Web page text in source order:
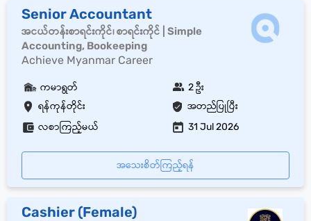
Senior Accountant
အငယ်တန်းစာရင်းကိုင်၊ စာရင်းကိုင် | Simple
Accounting, Bookeeping
Achieve Myanmar Career
ရန်ကုန်တိုင်း အတည်ပြုပြီး
ကမာရွတ် 2 ဦး
လစာကြည့်မယ် 31 Jul 2026
အသေးစိတ်ကြည့်ရန်
Cashier (Female)